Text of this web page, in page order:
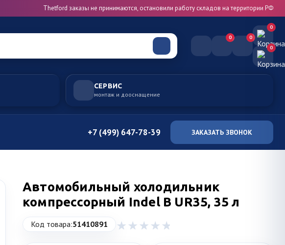
Thetford заказы не принимаются, остановили работу складов на территории РФ
0 0
0
0
СЕРВИС
монтаж и дооснащение
+7 (499) 647-78-39 ЗАКАЗАТЬ ЗВОНОК
Автомобильный холодильник
компрессорный Indel B UR35, 35 л
Код товара:51410891